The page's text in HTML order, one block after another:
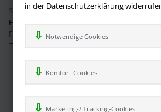
in der Datenschutzerklärung
Notwendige Cookies
Komfort Cookies
Marketing-/ Tracking-Cookies
Sie haben Fragen?Hier finden Sie
Fragen.
Fragen per E-Mail:
Telefon: +49 (0)9209 20 23 188
Ihre Vorteile bei uns
Kostenloser Versand innerhalb
Sicherer Online Shop und Zahlung mit